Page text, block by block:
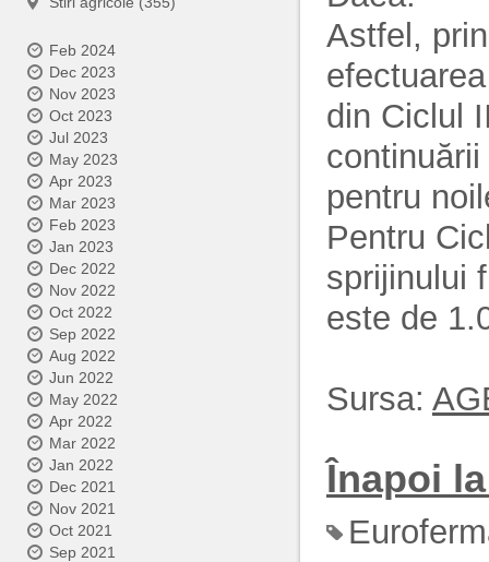
Feb 2024
Dec 2023
Nov 2023
Oct 2023
Jul 2023
May 2023
Apr 2023
Mar 2023
Feb 2023
Jan 2023
Dec 2022
Nov 2022
Oct 2022
Sep 2022
Aug 2022
Jun 2022
May 2022
Apr 2022
Mar 2022
Jan 2022
Dec 2021
Nov 2021
Oct 2021
Sep 2021
Astfel,
din Ciclul
pentru
Pentru
sprijinului
este de
Sursa:
Înapoi